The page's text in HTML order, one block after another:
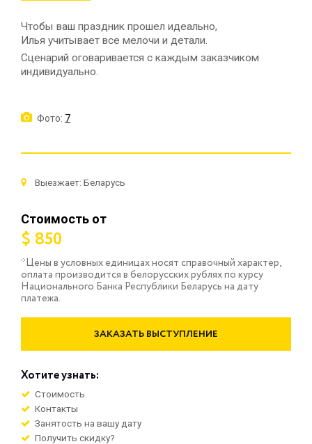
Чтобы ваш праздник прошел идеально,
Илья учитывает все мелочи и детали.
Сценарий оговаривается с каждым заказчиком
индивидуально.
Фото: 7
Выезжает: Беларусь
Стоимость от
$ 850
*Цены в условных единицах носят справочный характер,
оплата производится в белорусских рублях по курсу
Национального Банка Республики Беларусь на дату
платежа.
ЗАКАЗАТЬ ВЫСТУПЛЕНИЕ
Хотите узнать:
Стоимость
Контакты
Занятость на вашу дату
Получить скидку?